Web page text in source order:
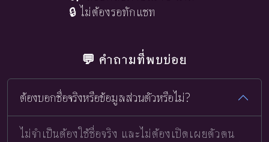
🔒 ไม่ต้องรอทักแชท
💬 คำถามที่พบบ่อย
ต้องบอกชื่อจริงหรือข้อมูลส่วนตัวหรือไม่?
ไม่จำเป็นต้องใช้ชื่อจริง และไม่ต้องเปิดเผยตัวตน